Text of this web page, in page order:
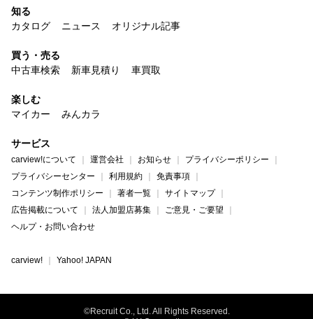
知る
カタログ
ニュース オリジナル記事
買う・売る
中古車検索
新車見積り 車買取
楽しむ
マイカー
みんカラ
サービス
carview!について 運営会社 お知らせ
プライバシーポリシー
プライバシーセンター
利用規約
免責事項
コンテンツ制作ポリシー
著者一覧
サイトマップ
広告掲載について
法人加盟店募集
ご意見・ご要望
ヘルプ・お問い合わせ
carview! Yahoo! JAPAN
©Recruit Co., Ltd. All Rights Reserved.